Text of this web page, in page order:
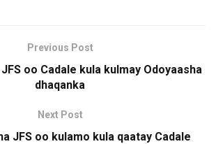
Previous Post
oo Cadale kula kulmay Odoyaasha
dhaqanka
Next Post
JFS oo kulamo kula qaatay Cadale